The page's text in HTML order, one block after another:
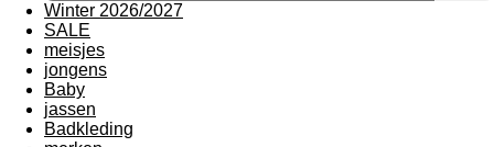
Winter 2026/2027
SALE
meisjes
jongens
Baby
jassen
Badkleding